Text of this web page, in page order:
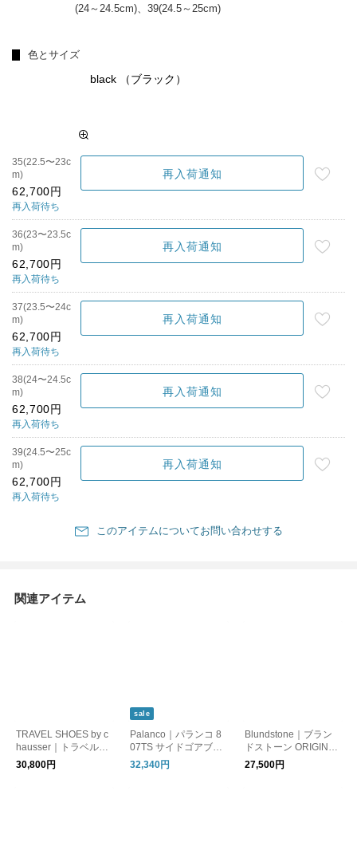
(24～24.5cm)、39(24.5～25cm)
色とサイズ
black （ブラック）
35(22.5〜23c
m)
62,700円
再入荷待ち
再入荷通知
36(23〜23.5c
m)
62,700円
再入荷待ち
再入荷通知
37(23.5〜24c
m)
62,700円
再入荷待ち
再入荷通知
38(24〜24.5c
m)
62,700円
再入荷待ち
再入荷通知
39(24.5〜25c
m)
62,700円
再入荷待ち
再入荷通知
このアイテムについてお問い合わせする
関連アイテム
TRAVEL SHOES by c
hausser｜トラベルシ
ューズ バイ ショセ TR
-023 サイドゴアヒー
30,800円
sale
Palanco｜パランコ 8
07TS サイドゴアブー
ツ タンクソール仕様
32,340円
Blundstone｜ブラン
ドストーン ORIGINAL
S LOW CUT ローカッ
ト サイドゴアブーツ
27,500円